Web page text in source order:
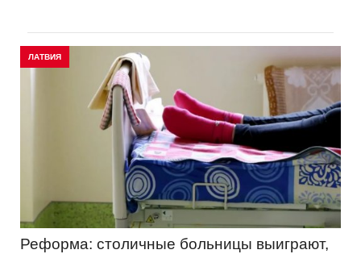
ЛАТВИЯ
Реформа: столичные больницы выиграют,